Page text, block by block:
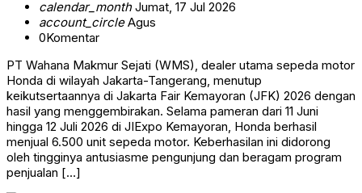
calendar_monthJumat, 17 Jul 2026
account_circleAgus
0Komentar
PT Wahana Makmur Sejati (WMS), dealer utama sepeda motor
Honda di wilayah Jakarta-Tangerang, menutup
keikutsertaannya di Jakarta Fair Kemayoran (JFK) 2026 dengan
hasil yang menggembirakan. Selama pameran dari 11 Juni
hingga 12 Juli 2026 di JIExpo Kemayoran, Honda berhasil
menjual 6.500 unit sepeda motor. Keberhasilan ini didorong
oleh tingginya antusiasme pengunjung dan beragam program
penjualan […]